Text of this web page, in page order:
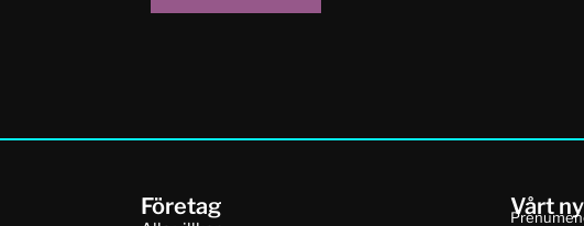
Företag Vårt